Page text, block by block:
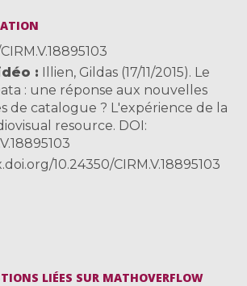
Illien, Gildas (17/11/2015). Le
: une réponse aux nouvelles
de catalogue ? L'expérience de la
resource. DOI:
10.24350/CIRM.V.18895103
LIÉES SUR MATHOVERFLOW